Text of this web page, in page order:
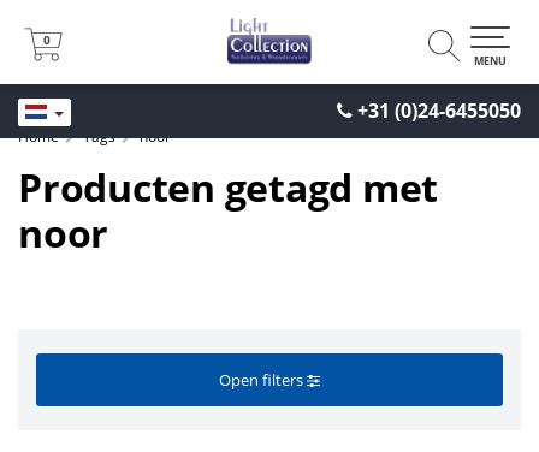
+31 (0)24-6455050
0
0
MENU
Home Tags noor
Producten getagd met
noor
Open filters